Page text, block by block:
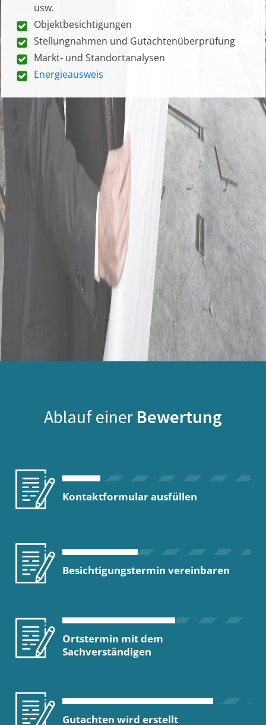
usw.
Objektbesichtigungen
Stellungnahmen und Gutachtenüberprüfung
Markt- und Standortanalysen
Energieausweis
Ablauf einer Bewertung
Kontaktformular ausfüllen
Besichtigungstermin vereinbaren
Ortstermin mit dem
Sachverständigen
Gutachten wird erstellt